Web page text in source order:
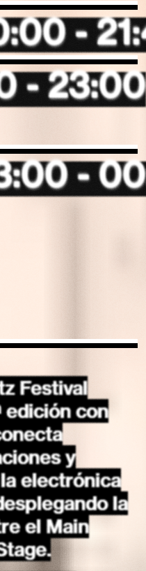
-
- 23:00
-
Festival
edición con
y
electrónica
la
el Main